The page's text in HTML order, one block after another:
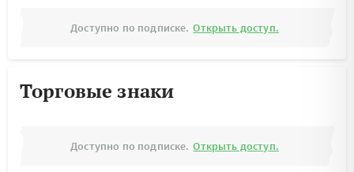
Доступно по подписке. Открыть доступ.
Торговые знаки
Доступно по подписке. Открыть доступ.